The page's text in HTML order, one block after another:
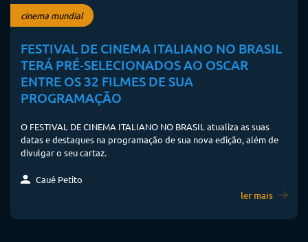
cinema mundial
FESTIVAL DE CINEMA ITALIANO NO BRASIL
TERÁ PRÉ-SELECIONADOS AO OSCAR
ENTRE OS 32 FILMES DE SUA
PROGRAMAÇÃO
O FESTIVAL DE CINEMA ITALIANO NO BRASIL atualiza as suas
datas e destaques na programação de sua nova edição, além de
divulgar o seu cartaz.
Cauê Petito
ler mais